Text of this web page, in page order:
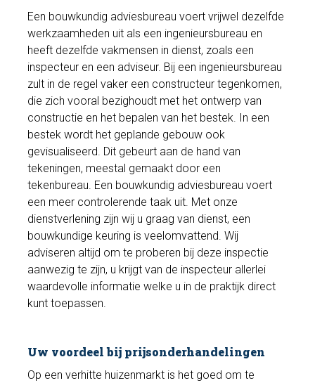
Een bouwkundig adviesbureau voert vrijwel dezelfde
werkzaamheden uit als een ingenieursbureau en
heeft dezelfde vakmensen in dienst, zoals een
inspecteur en een adviseur. Bij een ingenieursbureau
zult in de regel vaker een constructeur tegenkomen,
die zich vooral bezighoudt met het ontwerp van
constructie en het bepalen van het bestek. In een
bestek wordt het geplande gebouw ook
gevisualiseerd. Dit gebeurt aan de hand van
tekeningen, meestal gemaakt door een
tekenbureau. Een bouwkundig adviesbureau voert
een meer controlerende taak uit. Met onze
dienstverlening zijn wij u graag van dienst, een
bouwkundige keuring is veelomvattend. Wij
adviseren altijd om te proberen bij deze inspectie
aanwezig te zijn, u krijgt van de inspecteur allerlei
waardevolle informatie welke u in de praktijk direct
kunt toepassen.
Uw voordeel bij prijsonderhandelingen
Op een verhitte huizenmarkt is het goed om te